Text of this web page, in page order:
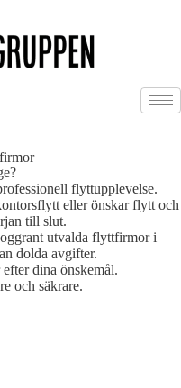
flyttupplevelse.
eller önskar flytt och
till slut.
utvalda flyttfirmor i
dolda avgifter.
dina önskemål.
och säkrare.